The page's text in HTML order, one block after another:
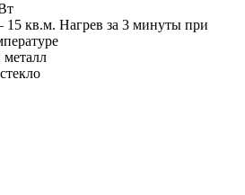
кв.м. Нагрев за 3 минуты при